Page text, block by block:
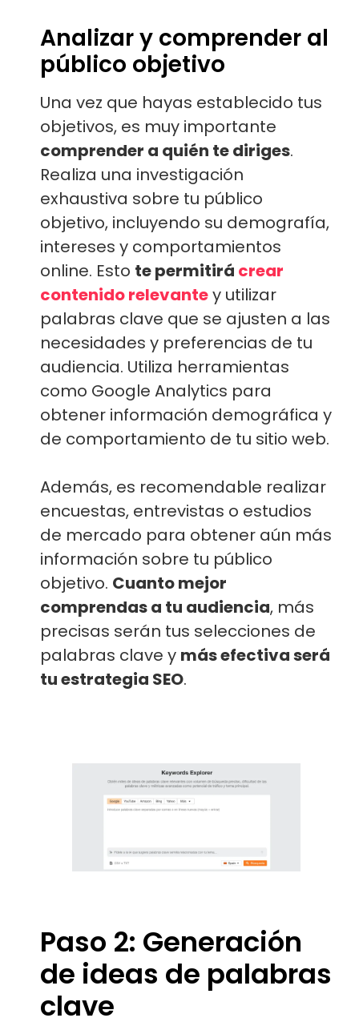
Analizar y comprender al
público objetivo
Una vez que hayas establecido tus
objetivos, es muy importante
comprender a quién te diriges.
Realiza una investigación
exhaustiva sobre tu público
objetivo, incluyendo su demografía,
intereses y comportamientos
online. Esto te permitirá crear
contenido relevantey utilizar
palabras clave que se ajusten a las
necesidades y preferencias de tu
audiencia. Utiliza herramientas
como Google Analytics para
obtener información demográfica y
de comportamiento de tu sitio web.
Además, es recomendable realizar
encuestas, entrevistas o estudios
de mercado para obtener aún más
información sobre tu público
objetivo. Cuanto mejor
comprendas a tu audiencia, más
precisas serán tus selecciones de
palabras clave y más efectiva será
tu estrategia SEO.
Paso 2: Generación
de ideas de palabras
clave